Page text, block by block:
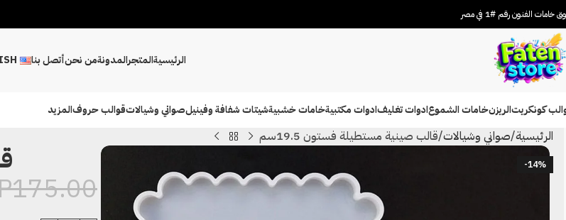
خامات الفنون رقم #1 في مصر
الرئيسيةالمتجرالمدونةمن نحنأتصل بنا
كونكريتالريزنخامات الشموعادوات تغليفادوات مكتبيةخامات خشبيةشيتات شفافة وفينيلصواني وشيالاتقوالب حروفالمزيد
الرئيسية صواني وشيالات قالب صينية مستطيلة فستون 19.5سم
-14%
175.00